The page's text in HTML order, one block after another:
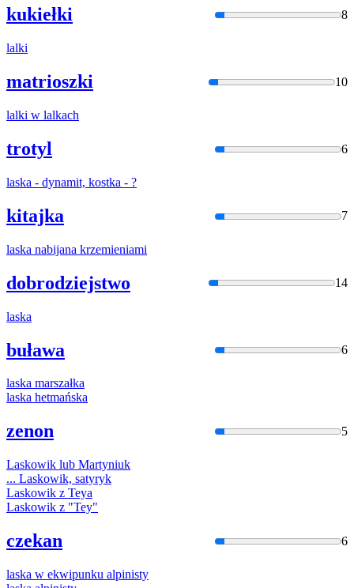
kukiełki 8
lalki
matrioszki 10
lalki w lalkach
trotyl 6
laska - dynamit, kostka - ?
kitajka 7
laska nabijana krzemieniami
dobrodziejstwo 14
laska
buława 6
laska marszałka
laska hetmańska
zenon 5
Laskowik lub Martyniuk
... Laskowik, satyryk
Laskowik z Teya
Laskowik z "Tey"
czekan 6
laska w ekwipunku alpinisty